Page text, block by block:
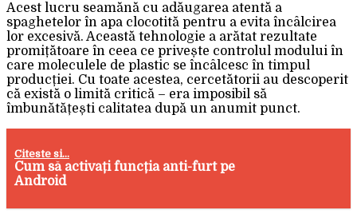
Acest lucru seamănă cu adăugarea atentă a
spaghetelor în apa clocotită pentru a evita încâlcirea
lor excesivă. Această tehnologie a arătat rezultate
promițătoare în ceea ce privește controlul modului în
care moleculele de plastic se încâlcesc în timpul
producției. Cu toate acestea, cercetătorii au descoperit
că există o limită critică – era imposibil să
îmbunătățești calitatea după un anumit punct.
Citeste si...
Cum să activați funcția anti-furt pe
Android